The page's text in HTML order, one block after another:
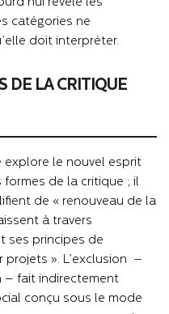
révèle les
catégories ne
doit interpréter.
DE LA CRITIQUE
explore le nouvel esprit
de la critique ; il
de « renouveau de la
à travers
ses principes de
projets ». L’exclusion –
– fait indirectement
conçu sous le mode